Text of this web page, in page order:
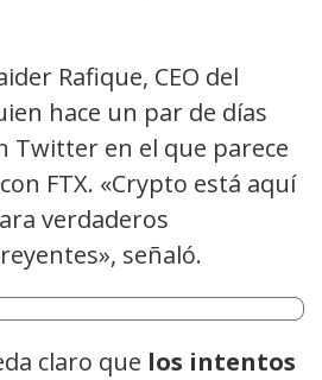
Rafique, CEO del
hace un par de días
Twitter en el que parece
FTX. «Crypto está aquí
verdaderos
señaló.
claro que los intentos